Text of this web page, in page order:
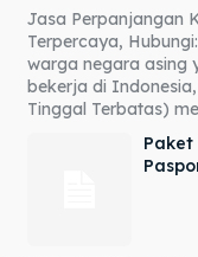
Jasa Perpanjangan
Terpercaya,
warga negara asing
bekerja di
Tinggal Terbatas)